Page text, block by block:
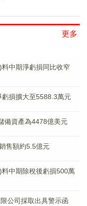
更多
料中期淨虧損同比收窄
損擴大至5588.3萬元
備資產為4478億美元
售額約5.5億元
料中期除稅後虧損500萬
公司採取出具警示函